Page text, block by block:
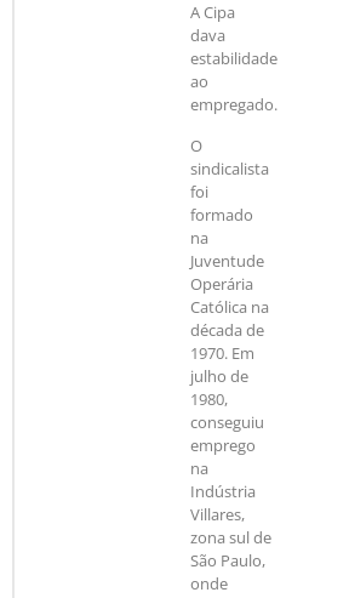
A Cipa
dava
estabilidade
ao
empregado.
O
sindicalista
foi
formado
na
Juventude
Operária
Católica na
década de
1970. Em
julho de
1980,
conseguiu
emprego
na
Indústria
Villares,
zona sul de
São Paulo,
onde